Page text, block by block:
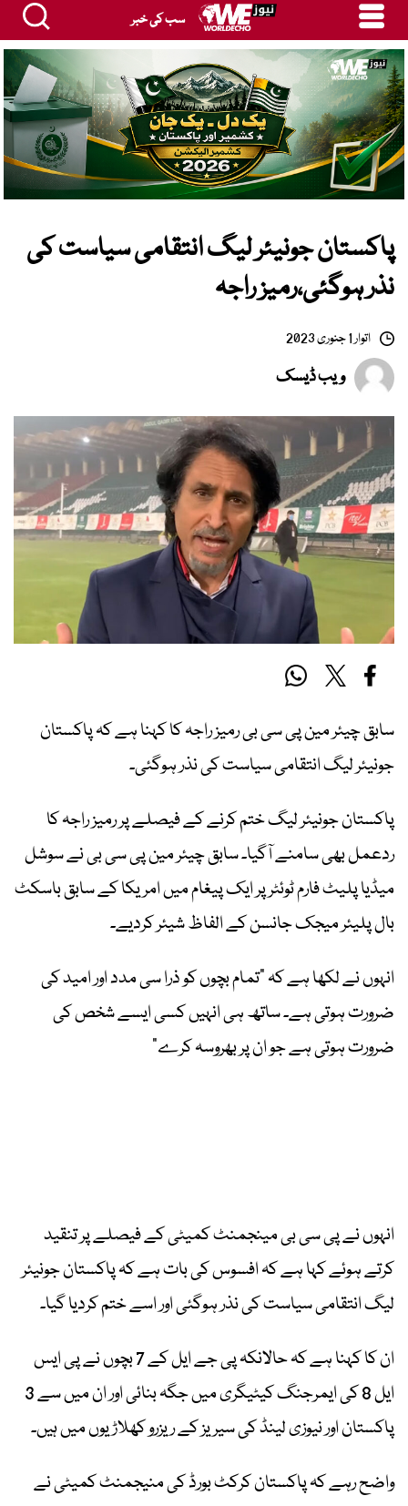
سب کی خبر
پاکستان جونیئر لیگ انتقامی سیاست کی
نذر ہوگئی،رمیز راجہ
اتوار 1 جنوری 2023
ویب ڈیسک
سابق چیئر مین پی سی بی رمیز راجہ کا کہنا ہے کہ پاکستان
جونیئر لیگ انتقامی سیاست کی نذر ہوگئی۔
پاکستان جونیئر لیگ ختم کرنے کے فیصلے پر رمیز راجہ کا
ردعمل بھی سامنے آگیا۔ سابق چیئر مین پی سی بی نے سوشل
میڈیا پلیٹ فارم ٹوئٹر پر ایک پیغام میں امریکا کے سابق باسکٹ
بال پلیئر میجک جانسن کے الفاظ شیئر کردیے۔
انہوں نے لکھا ہے کہ “تمام بچوں کو ذرا سی مدد اور امید کی
ضرورت ہوتی ہے۔ ساتھ ہی انہیں کسی ایسے شخص کی
ضرورت ہوتی ہے جو ان پر بھروسہ کرے”
انہوں نے پی سی بی مینجمنٹ کمیٹی کے فیصلے پر تنقید
کرتے ہوئے کہا ہے کہ افسوس کی بات ہے کہ پاکستان جونیئر
لیگ انتقامی سیاست کی نذر ہوگئی اور اسے ختم کردیا گیا۔
ان کا کہنا ہے کہ حالانکہ پی جے ایل کے 7 بچوں نے پی ایس
ایل 8 کی ایمرجنگ کیٹیگری میں جگہ بنائی اور ان میں سے 3
پاکستان اور نیوزی لینڈ کی سیریز کے ریزرو کھلاڑیوں میں ہیں۔
واضح رہے کہ پاکستان کرکٹ بورڈ کی منیجمنٹ کمیٹی نے